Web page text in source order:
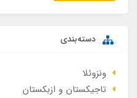
دسته‌بندی
ونزوئلا
تاجیکستان و ازبکستان